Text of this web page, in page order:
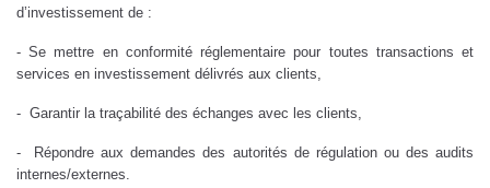
d’investissement de :
- Se mettre en conformité réglementaire pour toutes transactions et
services en investissement délivrés aux clients,
- Garantir la traçabilité des échanges avec les clients,
- Répondre aux demandes des autorités de régulation ou des audits
internes/externes.